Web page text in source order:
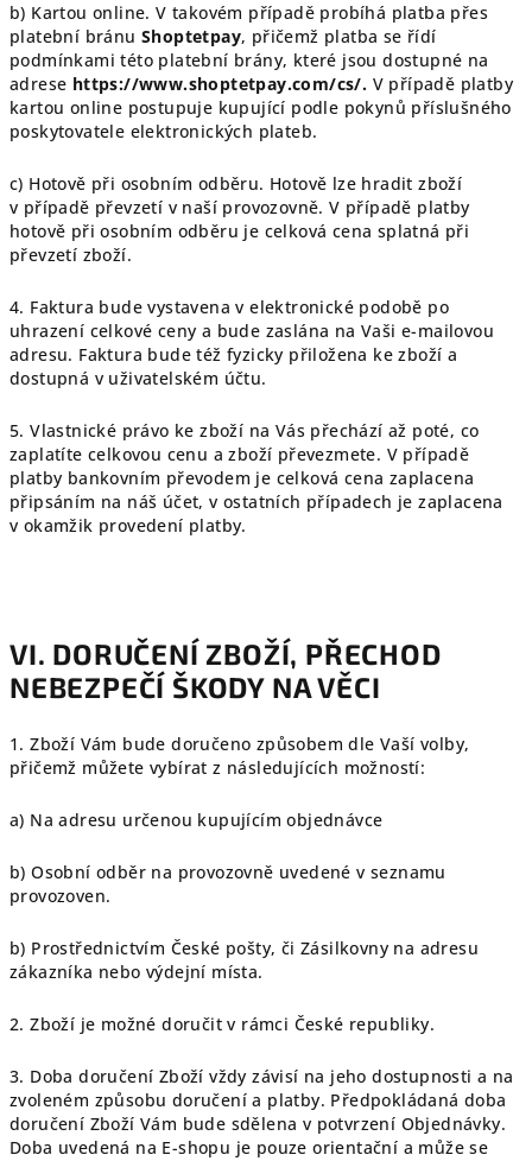
b) Kartou online. V takovém případě probíhá platba přes
platební bránuShoptetpay, přičemž platba se řídí
podmínkami této platební brány, které jsou dostupné na
adrese https://www.shoptetpay.com/cs/. V případě platby
kartou online postupuje kupující podle pokynů příslušného
poskytovatele elektronických plateb.
c) Hotově při osobním odběru. Hotově lze hradit zboží
v případě převzetí v naší provozovně. V případě platby
hotově při osobním odběru je celková cena splatná při
převzetí zboží.
4. Faktura bude vystavena v elektronické podobě po
uhrazení celkové ceny a bude zaslána na Vaši e-mailovou
adresu. Faktura bude též fyzicky přiložena ke zboží a
dostupná v uživatelském účtu.
5. Vlastnické právo ke zboží na Vás přechází až poté, co
zaplatíte celkovou cenu a zboží převezmete. V případě
platby bankovním převodem je celková cena zaplacena
připsáním na náš účet, v ostatních případech je zaplacena
v okamžik provedení platby.
VI. DORUČENÍ ZBOŽÍ, PŘECHOD
NEBEZPEČÍ ŠKODY NA VĚCI
1. Zboží Vám bude doručeno způsobem dle Vaší volby,
přičemž můžete vybírat z následujících možností:
a) Na adresu určenou kupujícím objednávce
b) Osobní odběr na provozovně uvedené v seznamu
provozoven.
b) Prostřednictvím České pošty, či Zásilkovny na adresu
zákazníka nebo výdejní místa.
2. Zboží je možné doručit v rámci České republiky.
3. Doba doručení Zboží vždy závisí na jeho dostupnosti a na
zvoleném způsobu doručení a platby. Předpokládaná doba
doručení Zboží Vám bude sdělena v potvrzení Objednávky.
Doba uvedená na E-shopu je pouze orientační a může se